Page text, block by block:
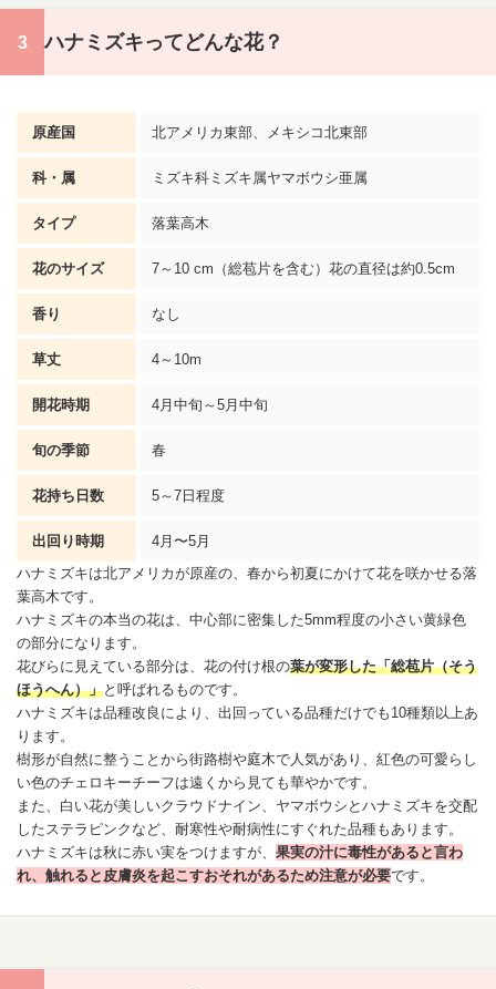
ハナミズキってどんな花？
原産国 北アメリカ東部、メキシコ北東部
科・属 ミズキ科ミズキ属ヤマボウシ亜属
タイプ 落葉高木
花のサイズ 7～10 cm（総苞片を含む）花の直径は約0.5cm
香り なし
草丈 4～10m
開花時期 4月中旬～5月中旬
旬の季節 春
花持ち日数 5～7日程度
出回り時期
4月〜5月
ハナミズキは北アメリカが原産の、春から初夏にかけて花を咲かせる落
葉高木です。
ハナミズキの本当の花は、中心部に密集した5mm程度の小さい黄緑色
の部分になります。
花びらに見えている部分は、花の付け根の葉が変形した「総苞片（そう
ほうへん）」と呼ばれるものです。
ハナミズキは品種改良により、出回っている品種だけでも10種類以上あ
ります。
樹形が自然に整うことから街路樹や庭木で人気があり、紅色の可愛らし
い色のチェロキーチーフは遠くから見ても華やかです。
また、白い花が美しいクラウドナイン、 ヤマボウシ とハナミズキを交配
したステラピンクなど、耐寒性や耐病性にすぐれた品種もあります。
ハナミズキは秋に赤い実をつけますが、 果実の汁に毒性があると言わ
れ、触れると皮膚炎を起こすおそれがあるため注意が必要です。